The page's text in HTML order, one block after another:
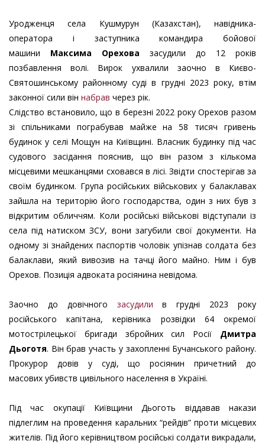
Уродженця села Кушмурун (Казахстан), навідника-
оператора і заступника командира бойової
машини Максима Орехова засудили до 12 років
позбавлення волі. Вирок ухвалили заочно в Києво-
Святошинському районному суді в грудні 2023 року, втім
законної сили він набрав через рік.
Слідство встановило, що в березні 2022 року Орехов разом
зі спільниками пограбував майже на 58 тисяч гривень
будинок у селі Мощун на Київщині. Власник будинку під час
судового засідання пояснив, що він разом з кількома
місцевими мешканцями сховався в лісі. Звідти спостерігав за
своїм будинком. Група російських військових у балаклавах
зайшла на територію його господарства, один з них був з
відкритим обличчям. Коли російські військові відступали із
села під натиском ЗСУ, вони загубили свої документи. На
одному зі знайдених паспортів чоловік упізнав солдата без
балаклави, який вивозив на тачці його майно. Ним і був
Орехов. Позиція адвоката росіянина невідома.
Заочно до довічного засудили в грудні 2023 року
російського капітана, керівника розвідки 64 окремої
мотострілецької бригади збройних сил Росії Дмитра
Дьоготя. Він брав участь у захопленні Бучанського району.
Прокурор довів у суді, що росіянин причетний до
масових убивств цивільного населення в Україні.
Під час окупації Київщини Дьоготь віддавав накази
підлеглим на проведення каральних “рейдів” проти місцевих
жителів. Під його керівництвом російські солдати викрадали,